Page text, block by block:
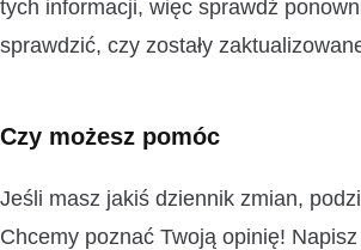
tych informacji, więc sprawdź
sprawdzić, czy zostały
Czy możesz pomóc
Jeśli masz jakiś dziennik zmian,
Chcemy poznać Twoją opinię!